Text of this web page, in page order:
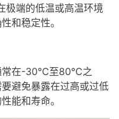
端的低温或高温环境
和稳定性。
常在-30℃至80℃之
避免暴露在过高或过低
能和寿命。